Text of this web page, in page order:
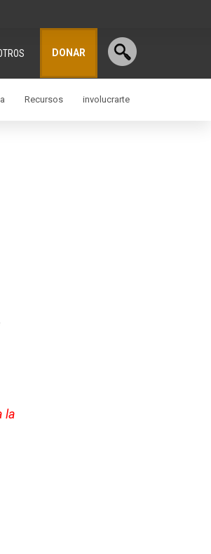
DONAR
Recursos involucrarte
la